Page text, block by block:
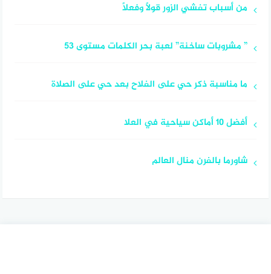
من أسباب تفشي الزور قولاً وفعلاً
” مشروبات ساخنة” لعبة بحر الكلمات مستوى 53
ما مناسبة ذكر حي على الفلاح بعد حي على الصلاة
أفضل 10 أماكن سياحية في العلا
شاورما بالفرن منال العالم